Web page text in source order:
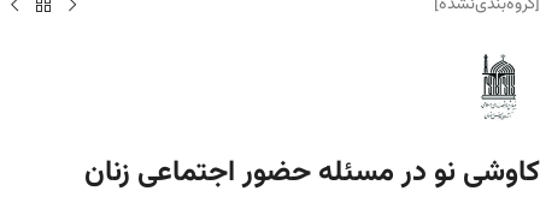
کاوشی نو در مسئله حضور اجتماعی زنان